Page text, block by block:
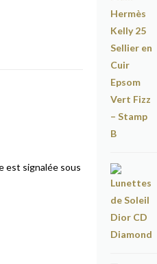
est signalée sous